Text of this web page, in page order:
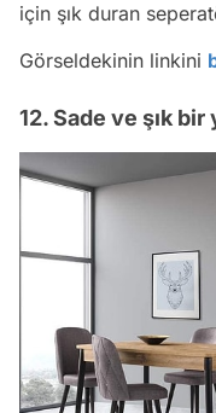
için şık duran
Görseldekinin linkini
12. Sade ve şık bir